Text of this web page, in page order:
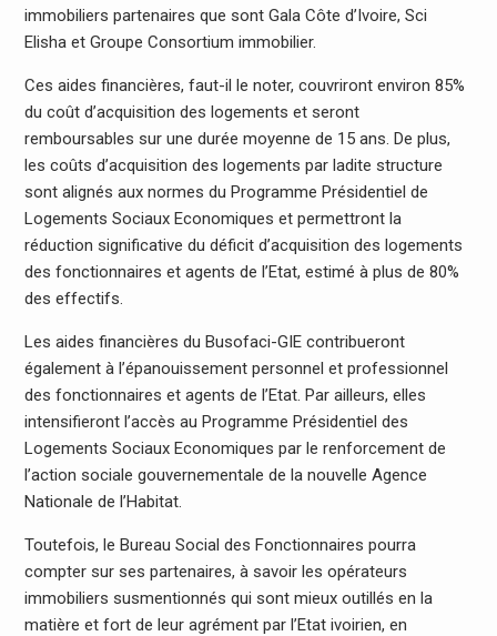
immobiliers partenaires que sont Gala Côte d’Ivoire, Sci
Elisha et Groupe Consortium immobilier.
Ces aides financières, faut-il le noter, couvriront environ 85%
du coût d’acquisition des logements et seront
remboursables sur une durée moyenne de 15 ans. De plus,
les coûts d’acquisition des logements par ladite structure
sont alignés aux normes du Programme Présidentiel de
Logements Sociaux Economiques et permettront la
réduction significative du déficit d’acquisition des logements
des fonctionnaires et agents de l’Etat, estimé à plus de 80%
des effectifs.
Les aides financières du Busofaci-GIE contribueront
également à l’épanouissement personnel et professionnel
des fonctionnaires et agents de l’Etat. Par ailleurs, elles
intensifieront l’accès au Programme Présidentiel des
Logements Sociaux Economiques par le renforcement de
l’action sociale gouvernementale de la nouvelle Agence
Nationale de l’Habitat.
Toutefois, le Bureau Social des Fonctionnaires pourra
compter sur ses partenaires, à savoir les opérateurs
immobiliers susmentionnés qui sont mieux outillés en la
matière et fort de leur agrément par l’Etat ivoirien, en